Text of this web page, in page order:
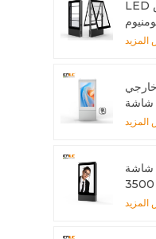
LED الطوطم مجلس
شاشة
اللمس
شاشة LCD خارجية
عالية السطوع 3500
من